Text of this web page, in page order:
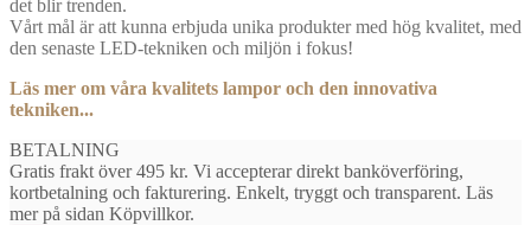
det blir trenden.
Vårt mål är att kunna erbjuda unika produkter med hög kvalitet, med
den senaste LED-tekniken och miljön i fokus!
Läs mer om våra kvalitets lampor och den innovativa
tekniken...
BETALNING
Gratis frakt över 495 kr. Vi accepterar direkt banköverföring,
kortbetalning och fakturering. Enkelt, tryggt och transparent. Läs
mer på sidan Köpvillkor.